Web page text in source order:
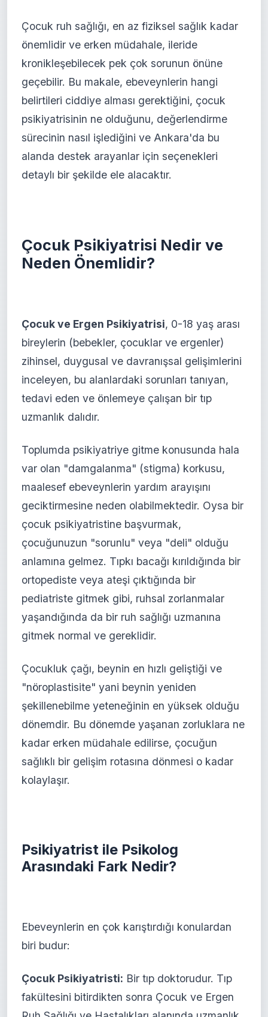
Çocuk ruh sağlığı, en az fiziksel sağlık kadar
önemlidir ve erken müdahale, ileride
kronikleşebilecek pek çok sorunun önüne
geçebilir. Bu makale, ebeveynlerin hangi
belirtileri ciddiye alması gerektiğini, çocuk
psikiyatrisinin ne olduğunu, değerlendirme
sürecinin nasıl işlediğini ve Ankara'da bu
alanda destek arayanlar için seçenekleri
detaylı bir şekilde ele alacaktır.
Çocuk Psikiyatrisi Nedir ve
Neden Önemlidir?
Çocuk ve Ergen Psikiyatrisi, 0-18 yaş arası
bireylerin (bebekler, çocuklar ve ergenler)
zihinsel, duygusal ve davranışsal gelişimlerini
inceleyen, bu alanlardaki sorunları tanıyan,
tedavi eden ve önlemeye çalışan bir tıp
uzmanlık dalıdır.
Toplumda psikiyatriye gitme konusunda hala
var olan "damgalanma" (stigma) korkusu,
maalesef ebeveynlerin yardım arayışını
geciktirmesine neden olabilmektedir. Oysa bir
çocuk psikiyatristine başvurmak,
çocuğunuzun "sorunlu" veya "deli" olduğu
anlamına gelmez. Tıpkı bacağı kırıldığında bir
ortopediste veya ateşi çıktığında bir
pediatriste gitmek gibi, ruhsal zorlanmalar
yaşandığında da bir ruh sağlığı uzmanına
gitmek normal ve gereklidir.
Çocukluk çağı, beynin en hızlı geliştiği ve
"nöroplastisite" yani beynin yeniden
şekillenebilme yeteneğinin en yüksek olduğu
dönemdir. Bu dönemde yaşanan zorluklara ne
kadar erken müdahale edilirse, çocuğun
sağlıklı bir gelişim rotasına dönmesi o kadar
kolaylaşır.
Psikiyatrist ile Psikolog
Arasındaki Fark Nedir?
Ebeveynlerin en çok karıştırdığı konulardan
biri budur:
Çocuk Psikiyatristi: Bir tıp doktorudur. Tıp
fakültesini bitirdikten sonra Çocuk ve Ergen